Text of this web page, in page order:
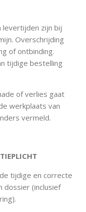
levertijden zijn bij
Overschrijding
of ontbinding.
tijdige bestelling
of verlies gaat
werkplaats van
vermeld.
tijdige en correcte
dossier (inclusief